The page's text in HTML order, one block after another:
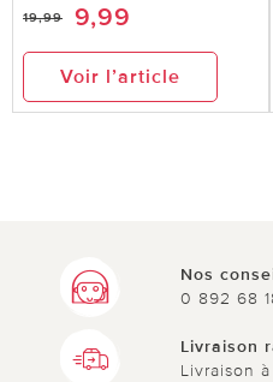
19,99 9,99
Voir l’article
Nos
0 892 68
Livraison
Livraison